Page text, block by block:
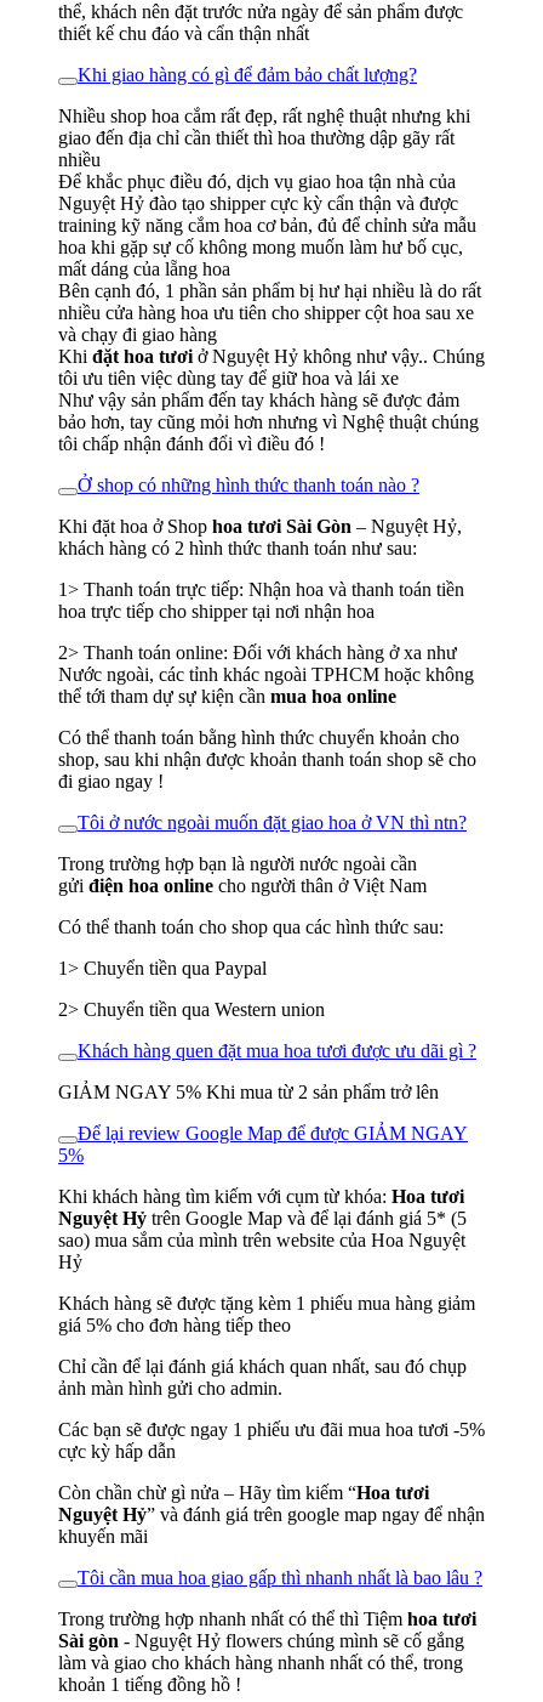
thể, khách nên đặt trước nửa ngày để sản phẩm được
thiết kế chu đáo và cẩn thận nhất
Khi giao hàng có gì để đảm bảo chất lượng?
Nhiều shop hoa cắm rất đẹp, rất nghệ thuật nhưng khi
giao đến địa chỉ cần thiết thì hoa thường dập gãy rất
nhiều
Để khắc phục điều đó, dịch vụ giao hoa tận nhà của
Nguyệt Hỷ đào tạo shipper cực kỳ cẩn thận và được
training kỹ năng cắm hoa cơ bản, đủ để chỉnh sửa mẫu
hoa khi gặp sự cố không mong muốn làm hư bố cục,
mất dáng của lẵng hoa
Bên cạnh đó, 1 phần sản phẩm bị hư hại nhiều là do rất
nhiều cửa hàng hoa ưu tiên cho shipper cột hoa sau xe
và chạy đi giao hàng
Khi đặt hoa tươi ở Nguyệt Hỷ không như vậy.. Chúng
tôi ưu tiên việc dùng tay để giữ hoa và lái xe
Như vậy sản phẩm đến tay khách hàng sẽ được đảm
bảo hơn, tay cũng mỏi hơn nhưng vì Nghệ thuật chúng
tôi chấp nhận đánh đổi vì điều đó !
Ở shop có những hình thức thanh toán nào ?
Khi đặt hoa ở Shop hoa tươi Sài Gòn – Nguyệt Hỷ,
khách hàng có 2 hình thức thanh toán như sau:
1> Thanh toán trực tiếp: Nhận hoa và thanh toán tiền
hoa trực tiếp cho shipper tại nơi nhận hoa
2> Thanh toán online: Đối với khách hàng ở xa như
Nước ngoài, các tỉnh khác ngoài TPHCM hoặc không
thể tới tham dự sự kiện cần mua hoa online
Có thể thanh toán bằng hình thức chuyển khoản cho
shop, sau khi nhận được khoản thanh toán shop sẽ cho
đi giao ngay !
Tôi ở nước ngoài muốn đặt giao hoa ở VN thì ntn?
Trong trường hợp bạn là người nước ngoài cần
gửi điện hoa online cho người thân ở Việt Nam
Có thể thanh toán cho shop qua các hình thức sau:
1> Chuyển tiền qua Paypal
2> Chuyển tiền qua Western union
Khách hàng quen đặt mua hoa tươi được ưu dãi gì ?
GIẢM NGAY 5% Khi mua từ 2 sản phẩm trở lên
Để lại review Google Map để được GIẢM NGAY
5%
Khi khách hàng tìm kiếm với cụm từ khóa: Hoa tươi
Nguyệt Hỷ trên Google Map và để lại đánh giá 5* (5
sao) mua sắm của mình trên website của Hoa Nguyệt
Hỷ
Khách hàng sẽ được tặng kèm 1 phiếu mua hàng giảm
giá 5% cho đơn hàng tiếp theo
Chỉ cần để lại đánh giá khách quan nhất, sau đó chụp
ảnh màn hình gửi cho admin.
Các bạn sẽ được ngay 1 phiếu ưu đãi mua hoa tươi -5%
cực kỳ hấp dẫn
Còn chần chừ gì nửa – Hãy tìm kiếm “Hoa tươi
Nguyệt Hỷ” và đánh giá trên google map ngay để nhận
khuyến mãi
Tôi cần mua hoa giao gấp thì nhanh nhất là bao lâu ?
Trong trường hợp nhanh nhất có thể thì Tiệm hoa tươi
Sài gòn - Nguyệt Hỷ flowers chúng mình sẽ cố gắng
làm và giao cho khách hàng nhanh nhất có thể, trong
khoản 1 tiếng đồng hồ !